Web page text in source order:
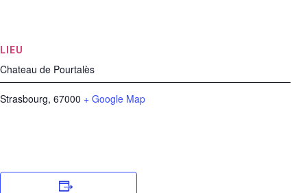
LIEU
Chateau de Pourtalès
Strasbourg, 67000 + Google Map